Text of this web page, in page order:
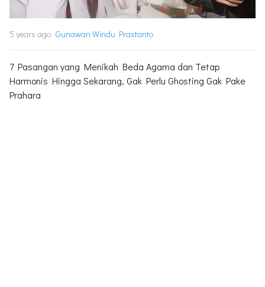
5 years ago Gunawan Windu Prastanto
7 Pasangan yang Menikah Beda Agama dan Tetap
Harmonis Hingga Sekarang, Gak Perlu Ghosting Gak Pake
Prahara